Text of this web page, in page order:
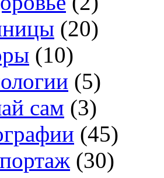
(20)
(10)
(5)
сам (3)
(45)
(30)